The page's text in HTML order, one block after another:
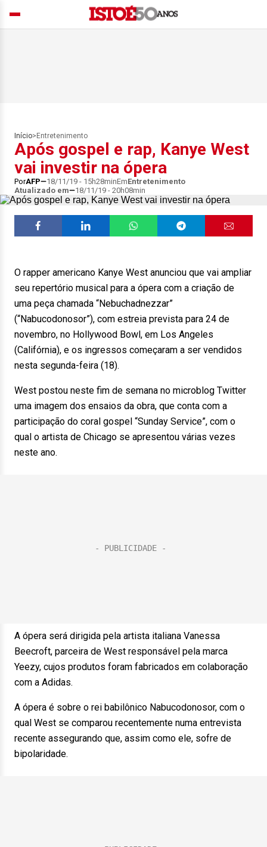
Início> Entretenimento
Após gospel e rap, Kanye West
vai investir na ópera
PorAFP 18/11/19 - 15h28minEmEntretenimento
Atualizado em
18/11/19 - 20h08min
O rapper americano Kanye West anunciou que vai ampliar
seu repertório musical para a ópera com a criação de
uma peça chamada “Nebuchadnezzar”
(“Nabucodonosor”), com estreia prevista para 24 de
novembro, no Hollywood Bowl, em Los Angeles
(Califórnia), e os ingressos começaram a ser vendidos
nesta segunda-feira (18).
West postou neste fim de semana no microblog Twitter
uma imagem dos ensaios da obra, que conta com a
participação do coral gospel “Sunday Service”, com o
qual o artista de Chicago se apresentou várias vezes
neste ano.
A ópera será dirigida pela artista italiana Vanessa
Beecroft, parceira de West responsável pela marca
Yeezy, cujos produtos foram fabricados em colaboração
com a Adidas.
A ópera é sobre o rei babilônico Nabucodonosor, com o
qual West se comparou recentemente numa entrevista
recente assegurando que, assim como ele, sofre de
bipolaridade.